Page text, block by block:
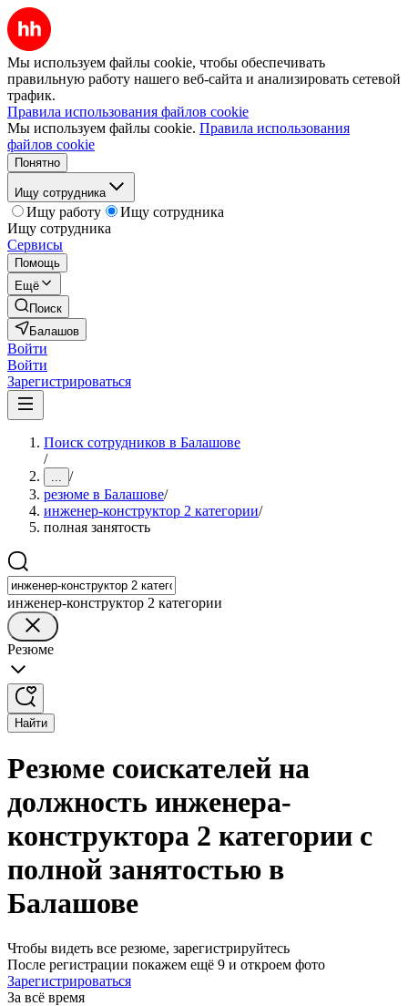
Мы используем файлы cookie, чтобы обеспечивать
правильную работу нашего веб-сайта и анализировать сетевой
трафик.
Правила использования файлов cookie
Мы используем файлы cookie. Правила использования
файлов cookie
Понятно
Ищу сотрудника
Ищу работу
Ищу сотрудника
Ищу сотрудника
Сервисы
Помощь
Ещё
Поиск
Балашов
Войти
Войти
Зарегистрироваться
Поиск сотрудников в Балашове
/
... /
резюме в Балашове/
инженер-конструктор 2 категории/
полная занятость
инженер-конструктор 2 категории
Резюме
Найти
Резюме соискателей на
должность инженера-
конструктора 2 категории с
полной занятостью в
Балашове
Чтобы видеть все резюме, зарегистрируйтесь
После регистрации покажем ещё 9 и откроем фото
Зарегистрироваться
За всё время